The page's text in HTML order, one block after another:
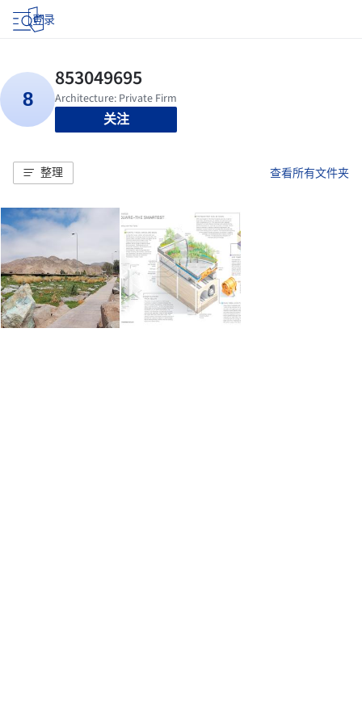
登录
关注
整理 查看所有文件夹